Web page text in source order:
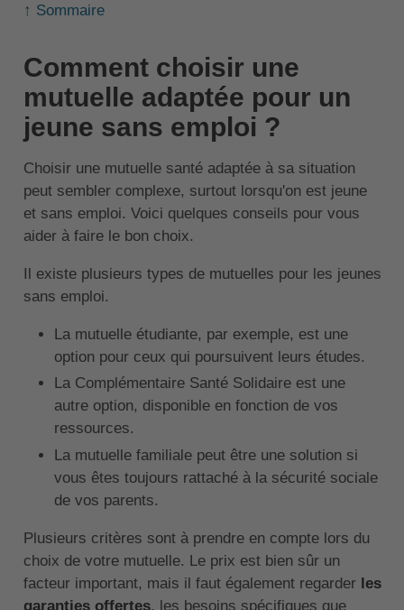
↑ Sommaire
Comment choisir une
mutuelle adaptée pour un
jeune sans emploi ?
Choisir une mutuelle santé adaptée à sa situation
peut sembler complexe, surtout lorsqu'on est jeune
et sans emploi. Voici quelques conseils pour vous
aider à faire le bon choix.
Il existe plusieurs types de mutuelles pour les jeunes
sans emploi.
La mutuelle étudiante, par exemple, est une
option pour ceux qui poursuivent leurs études.
La Complémentaire Santé Solidaire est une
autre option, disponible en fonction de vos
ressources.
La mutuelle familiale peut être une solution si
vous êtes toujours rattaché à la sécurité sociale
de vos parents.
Plusieurs critères sont à prendre en compte lors du
choix de votre mutuelle. Le prix est bien sûr un
facteur important, mais il faut également regarder les
garanties offertes, les besoins spécifiques que